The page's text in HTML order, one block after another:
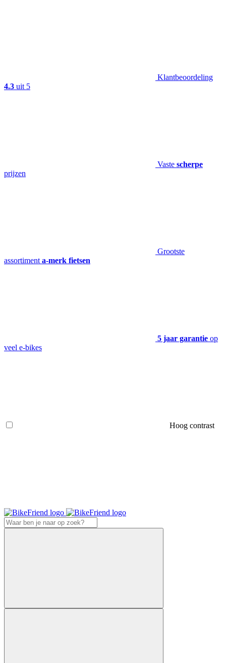
Klantbeoordeling
4.3 uit 5
Vaste scherpe
prijzen
Grootste
assortiment a-merk fietsen
5 jaar garantie op
veel e-bikes
Hoog contrast